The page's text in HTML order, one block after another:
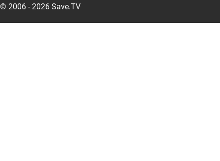
© 2006 - 2026 Save.TV